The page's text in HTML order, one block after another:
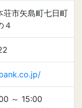
市矢島町七日町
４
～ 15:00